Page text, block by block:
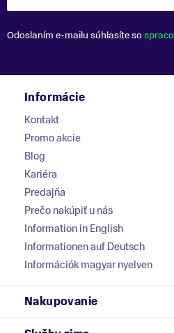
Odoslaním e-mailu súhlasíte so
Informácie
Kontakt
Promo akcie
Blog
Kariéra
Predajňa
Prečo nakúpiť u nás
Information in English
Informationen auf Deutsch
Információk magyar nyelven
Nakupovanie